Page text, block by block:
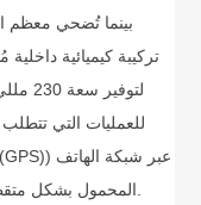
بينما تُضحي معظم
للعمليات التي